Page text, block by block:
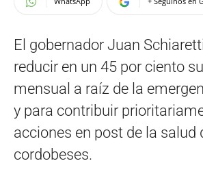
El gobernador Juan
reducir en un 45 por ciento
mensual a raíz de la
y para contribuir
acciones en post de la salud
cordobeses.